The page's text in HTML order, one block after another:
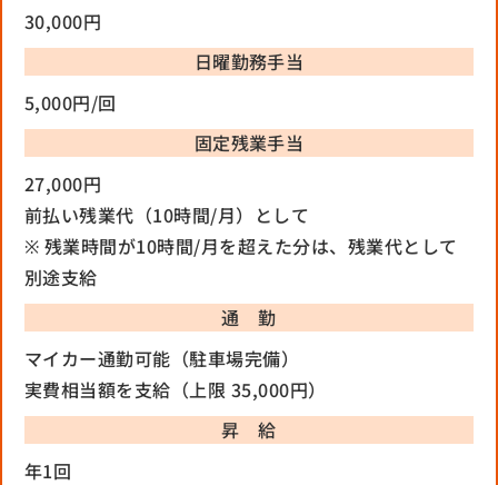
30,000円
日曜勤務手当
5,000円/回
固定残業手当
27,000円
前払い残業代（10時間/月）として
※ 残業時間が10時間/月を超えた分は、残業代として
別途支給
通 勤
マイカー通勤可能（駐車場完備）
実費相当額を支給（上限 35,000円）
昇 給
年1回